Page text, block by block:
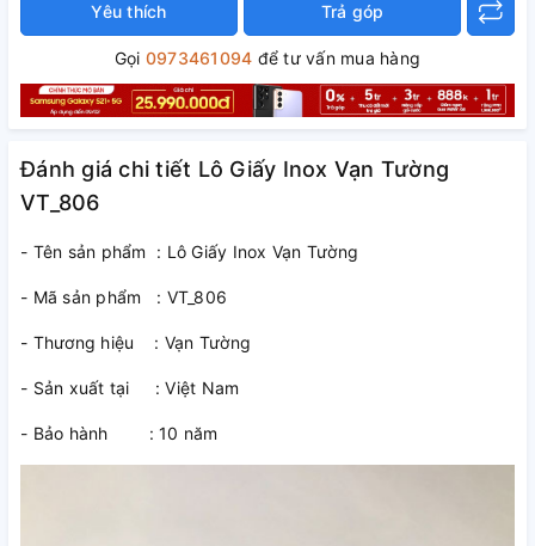
Yêu thích Trả góp
Gọi 0973461094 để tư vấn mua hàng
Đánh giá chi tiết Lô Giấy Inox Vạn Tường
VT_806
- Tên sản phẩm : Lô Giấy Inox Vạn Tường
- Mã sản phẩm : VT_806
- Thương hiệu : Vạn Tường
- Sản xuất tại : Việt Nam
- Bảo hành : 10 năm